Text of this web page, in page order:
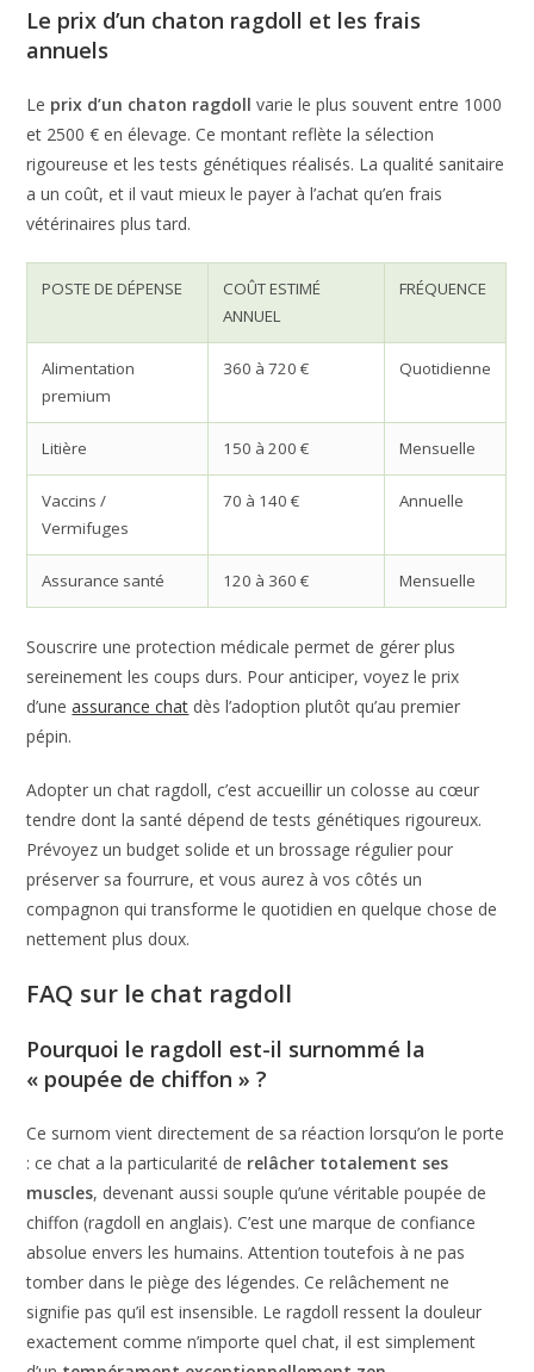
Le prix d’un chaton ragdoll et les frais
annuels
Le prix d’un chaton ragdoll varie le plus souvent entre 1000
et 2500 € en élevage. Ce montant reflète la sélection
rigoureuse et les tests génétiques réalisés. La qualité sanitaire
a un coût, et il vaut mieux le payer à l’achat qu’en frais
vétérinaires plus tard.
POSTE DE DÉPENSE
COÛT ESTIMÉ
ANNUEL
FRÉQUENCE
Alimentation
premium
360 à 720 € Quotidienne
Litière 150 à 200 € Mensuelle
Vaccins /
Vermifuges
70 à 140 € Annuelle
Assurance santé 120 à 360 € Mensuelle
Souscrire une protection médicale permet de gérer plus
sereinement les coups durs. Pour anticiper, voyez le prix
d’uneassurance chat dès l’adoption plutôt qu’au premier
pépin.
Adopter un chat ragdoll, c’est accueillir un colosse au cœur
tendre dont la santé dépend de tests génétiques rigoureux.
Prévoyez un budget solide et un brossage régulier pour
préserver sa fourrure, et vous aurez à vos côtés un
compagnon qui transforme le quotidien en quelque chose de
nettement plus doux.
FAQ sur le chat ragdoll
Pourquoi le ragdoll est-il surnommé la
« poupée de chiffon » ?
Ce surnom vient directement de sa réaction lorsqu’on le porte
: ce chat a la particularité de relâcher totalement ses
muscles, devenant aussi souple qu’une véritable poupée de
chiffon (ragdoll en anglais). C’est une marque de confiance
absolue envers les humains. Attention toutefois à ne pas
tomber dans le piège des légendes. Ce relâchement ne
signifie pas qu’il est insensible. Le ragdoll ressent la douleur
exactement comme n’importe quel chat, il est simplement